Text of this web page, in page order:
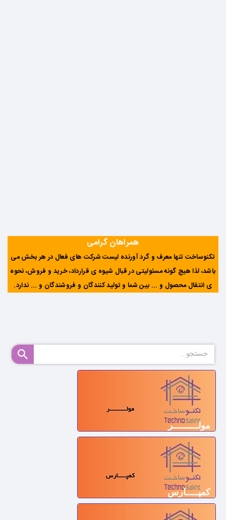
همراهان گرامی
تکنوساخت تنها معرف و گرد آورنده لیست شرکت های فعال در هر بخش می
باشد، لذا هیچ گونه مسئولیتی در قبال شیوه ی قرارداد، خرید و فروش، نحوه
ی انتقال محصول و ... بین شما و تولید کنندگان و فروشندگان و ... ندارد.
مولــــــــــر
کمپـــــارس